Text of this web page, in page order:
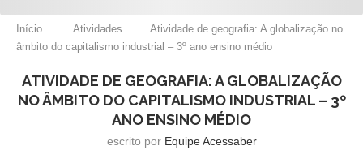
Início Atividades
Atividade de geografia: A globalização no
âmbito do capitalismo industrial – 3º ano ensino médio
ATIVIDADE DE GEOGRAFIA: A GLOBALIZAÇÃO
NO ÂMBITO DO CAPITALISMO INDUSTRIAL – 3º
ANO ENSINO MÉDIO
escrito por Equipe Acessaber